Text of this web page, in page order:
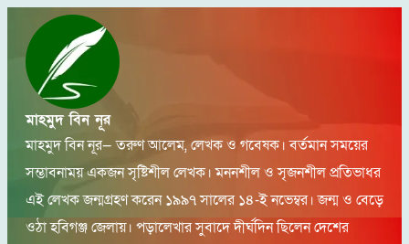
মাহমুদ বিন নূর
মাহমুদ বিন নূর— তরুণ আলেম, লেখক ও গবেষক। বর্তমান সময়ের
সম্ভাবনাময় একজন সৃষ্টিশীল লেখক। মননশীল ও সৃজনশীল প্রতিভাধর
এই লেখক জন্মগ্রহণ করেন ১৯৯৭ সালের ১৪-ই নভেম্বর। জন্ম ও বেড়ে
ওঠা হবিগঞ্জ জেলায়। পড়ালেখার সুবাদে দীর্ঘদিন ছিলেন দেশের